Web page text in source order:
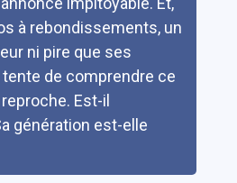
à rebondissements, un
ni pire que ses
de comprendre ce
Est-il
génération est-elle